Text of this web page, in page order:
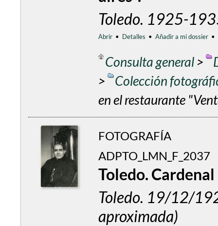
Toledo. 1925-
Abrir • Detalles • Añadir a mi dossier •
Consulta general>
>
Colección
en el restaurante
FOTOGRAFÍA
ADPTO_LMN_F_2037
Toledo. Cardenal
Toledo. 19/12/
aproximada)